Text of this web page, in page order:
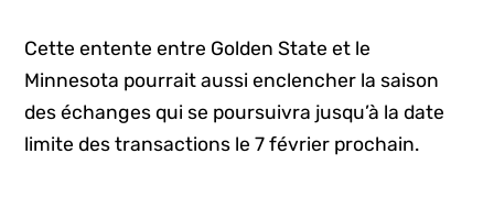
Cette entente entre Golden State et le
Minnesota pourrait aussi enclencher la saison
des échanges qui se poursuivra jusqu’à la date
limite des transactions le 7 février prochain.